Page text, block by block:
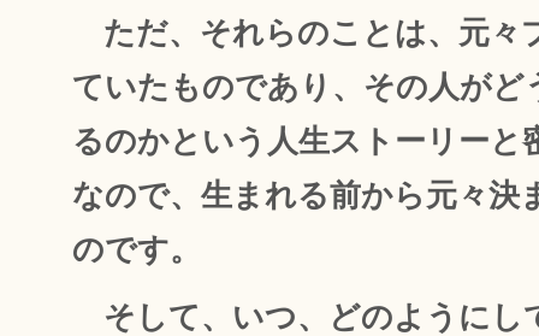
ただ、それらのことは、元々
ていたものであり、その人がど
るのかという人生ストーリーと
なので、生まれる前から元々決
のです。
そして、いつ、どのようにし